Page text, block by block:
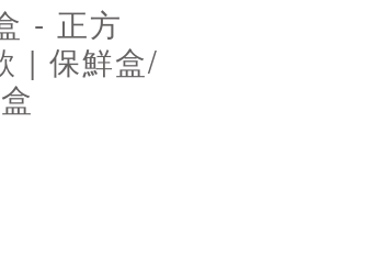
- 正方
| 保鮮盒/